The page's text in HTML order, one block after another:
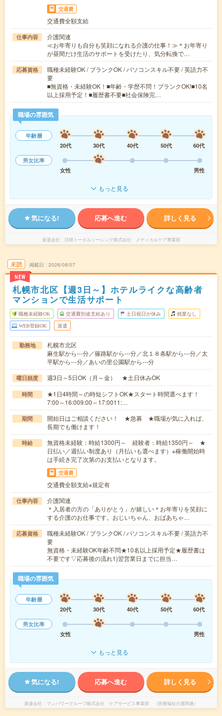
交通費
交通費全額支給
仕事内容
介護関連
≪お年寄りも自分も笑顔になれる介護の仕事！≫＊お年寄り
が昼間だけ生活のサポートを受けたり、気分転換で…
応募資格
職種未経験OK / ブランクOK / パソコンスキル不要 / 英語力不
要
■無資格・未経験OK！■年齢・学歴不問！ブランクOK!■10名
以上採用予定！■履歴書不要■社会保険完…
職場の雰囲気
年齢層
20代
30代 40代 50代
60代
男女比率
女性
男性
もっと見る
気になる! 応募へ進む 詳しく見る
派遣会社 日研トータルソーシング株式会社 メディカルケア事業部
未読
NEW
掲載日 2026/08/07
札幌市北区【週3日～】ホテルライクな高齢者
マンションで生活サポート
職種未経験OK 交通費別途支給あり 土日祝日が休み 残業なし
WEB登録OK 派遣
勤務地
札幌市北区
麻生駅から---分／篠路駅から---分／北１８条駅から---分／太
平駅から---分／あいの里公園駅から---分
曜日頻度 週3日～5日OK（月～金） ★土日休みOK
時間
★1日4時間～の時短シフトOK★スタート時間選べます！
7:00～16:009:00～17:0011:…
期間
開始日はご相談ください！ ★急募 ★職場が気に入れば、
長期でも働けます！
時給
無資格未経験：時給1300円～ 経験者：時給1350円～ ★
日払い／週払い制度あり（月払いも選べます）※稼働開始時
は手続き完了次第のお支払いとなります。
交通費
交通費全額支給※規定有
仕事内容
介護関連
＊入居者の方の「ありがとう」が嬉しい＊お年寄りを笑顔に
する介護のお仕事です。おじいちゃん、おばあちゃ…
応募資格
職種未経験OK / ブランクOK / パソコンスキル不要 / 英語力不
要
無資格・未経験OK年齢不問★10名以上採用予定★履歴書は
不要です▽応募後の流れ1)翌営業日までに担当…
職場の雰囲気
年齢層
20代
30代 40代 50代
60代
男女比率
女性
男性
もっと見る
気になる! 応募へ進む 詳しく見る
派遣会社 マンパワーグループ株式会社 ケアサービス事業部 （医療福祉介護関連）